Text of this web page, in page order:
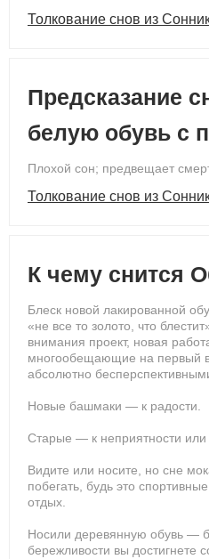
Толкование снов из
Предсказание
белую обувь с
Плохой сон; предвещает
Толкование снов из
К чему снится
Блеск новой лакированной
«не все то золото, что
внимания проект, новая
многообещающие на первый
абсолютно
Новые башмаки — к радости.
Старые — к неприятности или
Видите или носите, но сне
побегать, будь это
отдых.
Носили деревянную обувь —
бережливости вы достигнете